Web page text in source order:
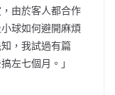
由於客人都合作
球如何避開麻煩
，我試過有篇
左七個月。」